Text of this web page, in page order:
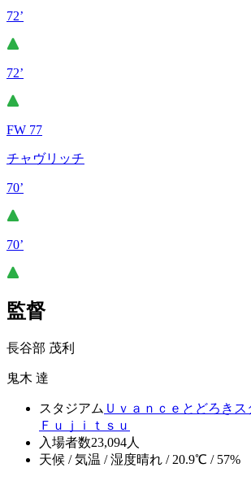
72’
72’
FW 77
チャヴリッチ
70’
70’
監督
長谷部 茂利
鬼木 達
スタジアム Ｕｖａｎｃｅとどろき
Ｆｕｊｉｔｓｕ
入場者数23,094人
天候 / 気温 / 湿度晴れ / 20.9℃ / 57%